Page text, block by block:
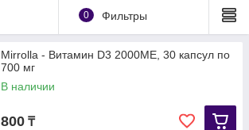
0 Фильтры
Mirrolla - Витамин D3 2000МЕ, 30 капсул по
700 мг
В наличии
800 ₸